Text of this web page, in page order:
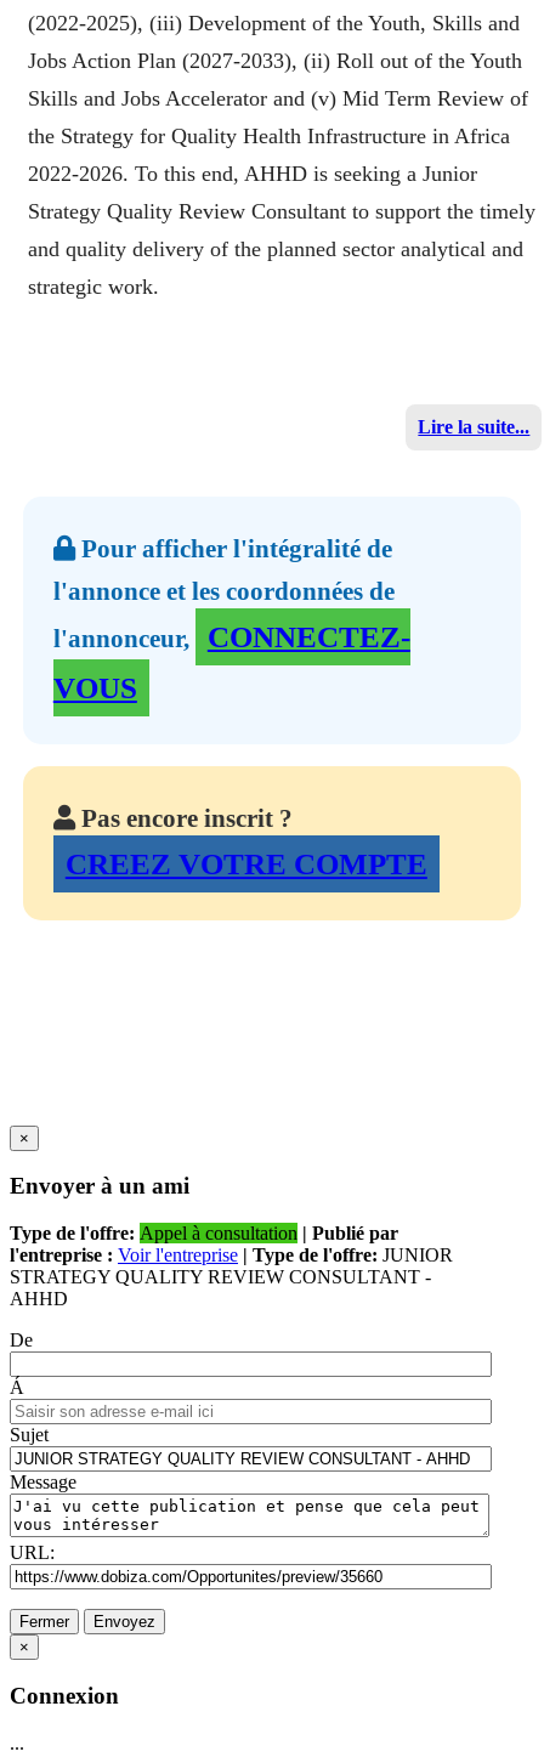
(2022-2025), (iii) Development of the Youth, Skills and
Jobs Action Plan (2027-2033), (ii) Roll out of the Youth
Skills and Jobs Accelerator and (v) Mid Term Review of
the Strategy for Quality Health Infrastructure in Africa
2022-2026. To this end, AHHD is seeking a Junior
Strategy Quality Review Consultant to support the timely
and quality delivery of the planned sector analytical and
strategic work.
Lire la suite...
Pour afficher l'intégralité de
l'annonce et les coordonnées de
l'annonceur,
CONNECTEZ-
VOUS
Pas encore inscrit ?
CREEZ VOTRE COMPTE
×
Envoyer à un ami
Type de l'offre: Appel à consultation | Publié par
l'entreprise : Voir l'entreprise | Type de l'offre: JUNIOR
STRATEGY QUALITY REVIEW CONSULTANT -
AHHD
De
Á
Sujet
Message
URL:
Fermer
Envoyez
×
Connexion
...